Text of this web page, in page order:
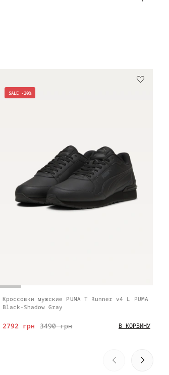
SALE -20%
Кроссовки мужские PUMA T Runner v4 L PUMA
Black-Shadow Gray
3490 грн
2792 грн В КОРЗИНУ